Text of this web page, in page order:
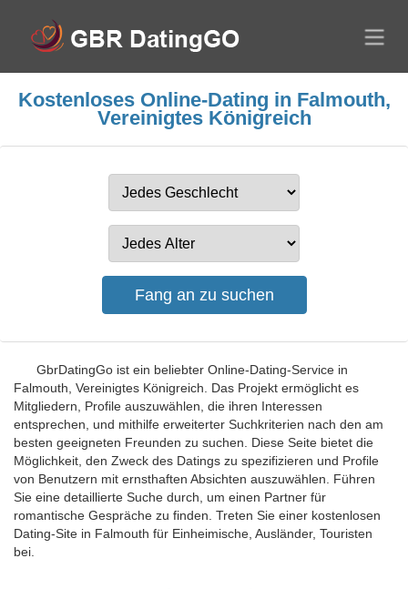
Kostenloses Online-Dating in Falmouth,
Vereinigtes Königreich
GbrDatingGo ist ein beliebter Online-Dating-Service in
Falmouth, Vereinigtes Königreich. Das Projekt ermöglicht es
Mitgliedern, Profile auszuwählen, die ihren Interessen
entsprechen, und mithilfe erweiterter Suchkriterien nach den am
besten geeigneten Freunden zu suchen. Diese Seite bietet die
Möglichkeit, den Zweck des Datings zu spezifizieren und Profile
von Benutzern mit ernsthaften Absichten auszuwählen. Führen
Sie eine detaillierte Suche durch, um einen Partner für
romantische Gespräche zu finden. Treten Sie einer kostenlosen
Dating-Site in Falmouth für Einheimische, Ausländer, Touristen
bei.